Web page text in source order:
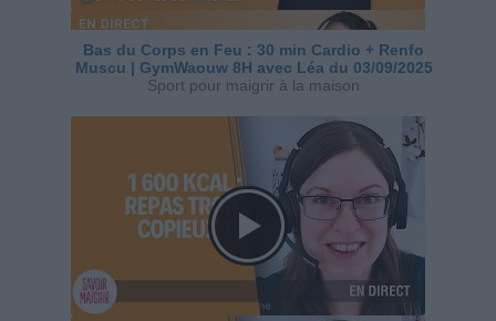
Bas du Corps en Feu : 30 min Cardio + Renfo
Muscu | GymWaouw 8H avec Léa du 03/09/2025
Sport pour maigrir à la maison